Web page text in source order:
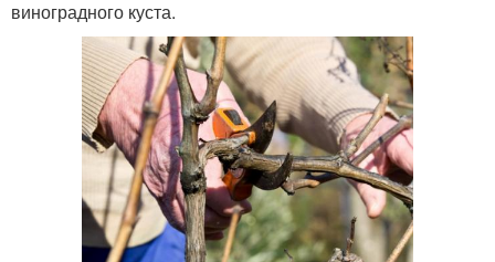
виноградного куста.